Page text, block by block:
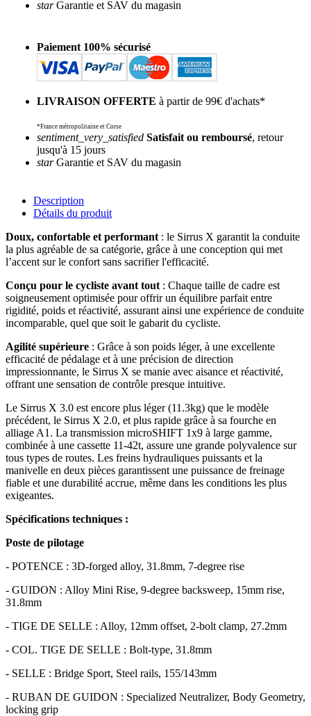
starGarantie et SAV du magasin
Paiement 100% sécurisé
LIVRAISON OFFERTE à partir de 99€ d'achats*
*France métropolitaine et Corse
sentiment_very_satisfied Satisfait ou remboursé, retour
jusqu'à 15 jours
starGarantie et SAV du magasin
Description
Détails du produit
Doux, confortable et performant : le Sirrus X garantit la conduite
la plus agréable de sa catégorie, grâce à une conception qui met
l’accent sur le confort sans sacrifier l'efficacité.
Conçu pour le cycliste avant tout : Chaque taille de cadre est
soigneusement optimisée pour offrir un équilibre parfait entre
rigidité, poids et réactivité, assurant ainsi une expérience de conduite
incomparable, quel que soit le gabarit du cycliste.
Agilité supérieure : Grâce à son poids léger, à une excellente
efficacité de pédalage et à une précision de direction
impressionnante, le Sirrus X se manie avec aisance et réactivité,
offrant une sensation de contrôle presque intuitive.
Le Sirrus X 3.0 est encore plus léger (11.3kg) que le modèle
précédent, le Sirrus X 2.0, et plus rapide grâce à sa fourche en
alliage A1. La transmission microSHIFT 1x9 à large gamme,
combinée à une cassette 11-42t, assure une grande polyvalence sur
tous types de routes. Les freins hydrauliques puissants et la
manivelle en deux pièces garantissent une puissance de freinage
fiable et une durabilité accrue, même dans les conditions les plus
exigeantes.
Spécifications techniques :
Poste de pilotage
- POTENCE : 3D-forged alloy, 31.8mm, 7-degree rise
- GUIDON : Alloy Mini Rise, 9-degree backsweep, 15mm rise,
31.8mm
- TIGE DE SELLE : Alloy, 12mm offset, 2-bolt clamp, 27.2mm
- COL. TIGE DE SELLE : Bolt-type, 31.8mm
- SELLE : Bridge Sport, Steel rails, 155/143mm
- RUBAN DE GUIDON : Specialized Neutralizer, Body Geometry,
locking grip